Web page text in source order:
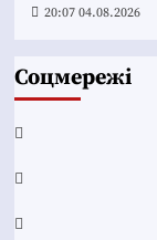
20:07 04.08.2026
Соцмережі
Facebook
YouTube
Telegram